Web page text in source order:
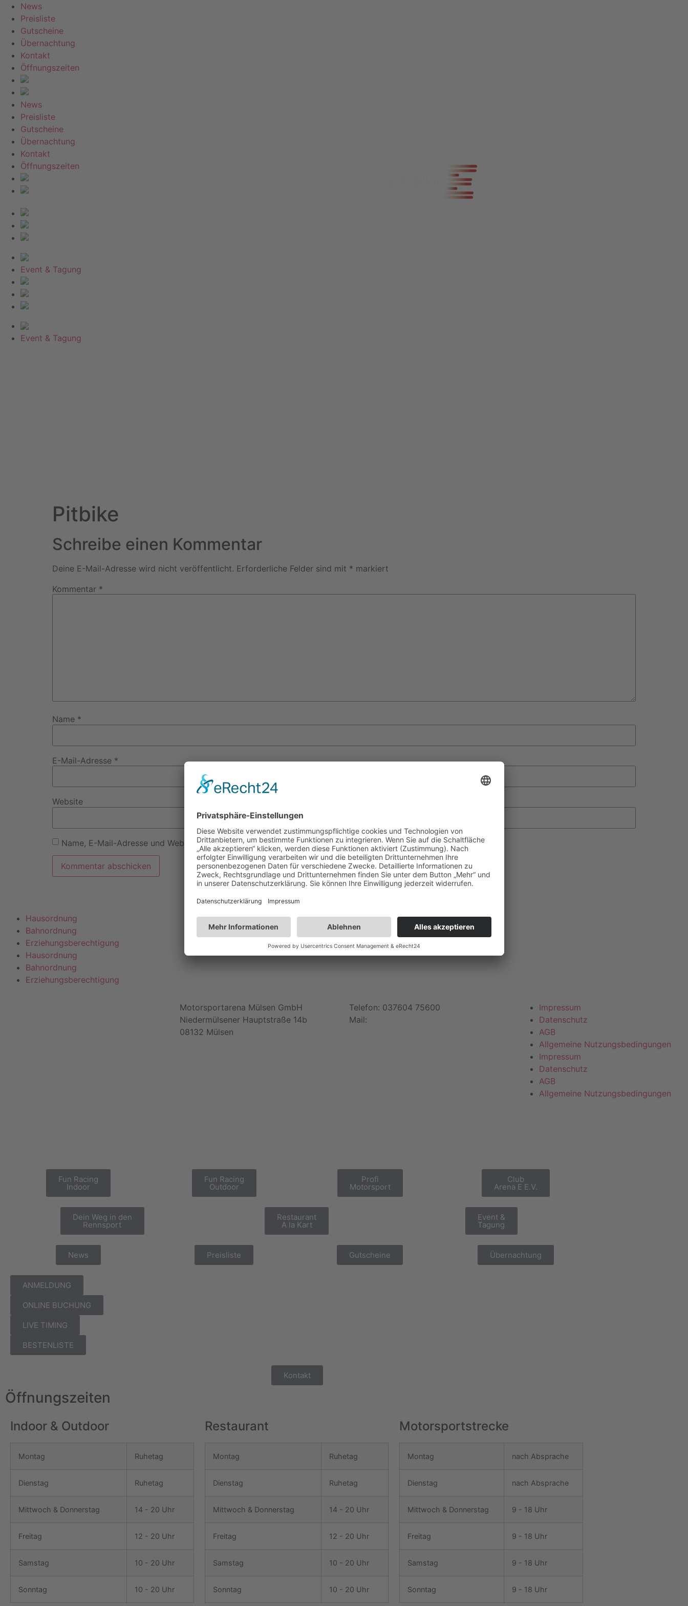
News
Preisliste
Gutscheine
Übernachtung
Kontakt
Öffnungszeiten
News
Preisliste
Gutscheine
Übernachtung
Kontakt
Öffnungszeiten
Event & Tagung
Event & Tagung
Pitbike
Schreibe einen Kommentar
Deine E-Mail-Adresse wird nicht veröffentlicht. Erforderliche Felder sind mit * markiert
Kommentar *
Name *
E-Mail-Adresse *
Website
Name, E-Mail-Adresse und Website in diesem Browser für meinen nächsten Kommentar speichern.
Hausordnung
Bahnordnung
Erziehungsberechtigung
Hausordnung
Bahnordnung
Erziehungsberechtigung
Motorsportarena Mülsen GmbH
Niedermülsener Hauptstraße 14b
08132 Mülsen
Telefon: 037604 75600
Mail:
Impressum
Datenschutz
AGB
Allgemeine Nutzungsbedingungen
Impressum
Datenschutz
AGB
Allgemeine Nutzungsbedingungen
Fun Racing
Indoor
Fun Racing
Outdoor
Profi
Motorsport
Club
Arena E E.V.
Dein Weg in den
Rennsport
Restaurant
A la Kart
Event &
Tagung
News Preisliste Gutscheine Übernachtung
ANMELDUNG
ONLINE BUCHUNG
LIVE TIMING
BESTENLISTE
Kontakt
Öffnungszeiten
Indoor & Outdoor
Montag Ruhetag
Dienstag Ruhetag
Mittwoch & Donnerstag 14 - 20 Uhr
Freitag 12 - 20 Uhr
Samstag 10 - 20 Uhr
Sonntag 10 - 20 Uhr
Restaurant
Montag Ruhetag
Dienstag Ruhetag
Mittwoch & Donnerstag 14 - 20 Uhr
Freitag 12 - 20 Uhr
Samstag 10 - 20 Uhr
Sonntag 10 - 20 Uhr
Motorsportstrecke
Montag nach Absprache
Dienstag nach Absprache
Mittwoch & Donnerstag 9 - 18 Uhr
Freitag 9 - 18 Uhr
Samstag 9 - 18 Uhr
Sonntag 9 - 18 Uhr